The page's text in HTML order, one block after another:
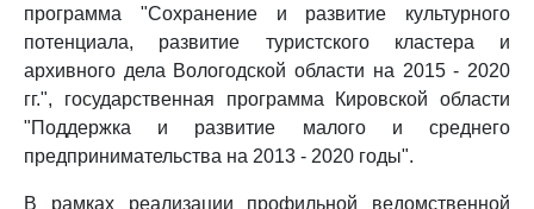
программа "Сохранение и развитие культурного
потенциала, развитие туристского кластера и
архивного дела Вологодской области на 2015 - 2020
гг.", государственная программа Кировской области
"Поддержка и развитие малого и среднего
предпринимательства на 2013 - 2020 годы".
В рамках реализации профильной ведомственной